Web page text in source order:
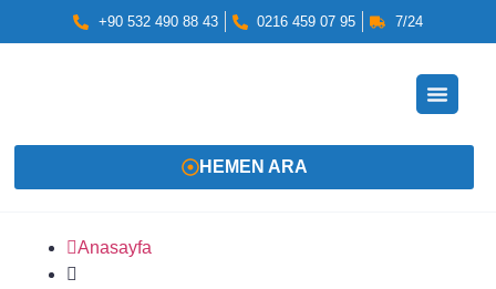
+90 532 490 88 43 0216 459 07 95 7/24
HEMEN ARA
Anasayfa